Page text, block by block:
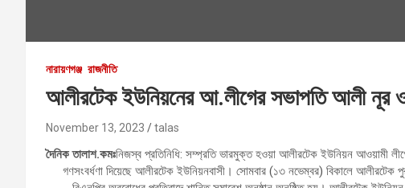
নারায়ণগঞ্জ রাজনীতি
আলীরটেক ইউনিয়নের আ.লীগের সভাপতি আলী নূর ও
November 13, 2023 talas
দৈনিক তালাশ.কমঃনিজস্ব প্রতিনিধি: সম্প্রতি ভারমুক্ত হওয়া আলীরটেক ইউনিয়ন আওয়ামী
গণসংবর্ধণা দিয়েছে আলীরটেক ইউনিয়নবাসী। সোমবার (১৩ নভেম্বর) বিকালে আলীরটেক